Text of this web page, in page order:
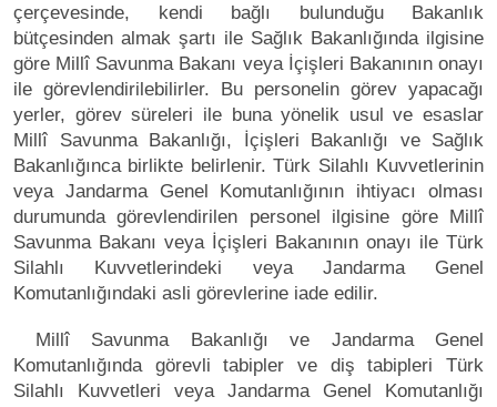
çerçevesinde, kendi bağlı bulunduğu Bakanlık
bütçesinden almak şartı ile Sağlık Bakanlığında ilgisine
göre Millî Savunma Bakanı veya İçişleri Bakanının onayı
ile görevlendirilebilirler. Bu personelin görev yapacağı
yerler, görev süreleri ile buna yönelik usul ve esaslar
Millî Savunma Bakanlığı, İçişleri Bakanlığı ve Sağlık
Bakanlığınca birlikte belirlenir. Türk Silahlı Kuvvetlerinin
veya Jandarma Genel Komutanlığının ihtiyacı olması
durumunda görevlendirilen personel ilgisine göre Millî
Savunma Bakanı veya İçişleri Bakanının onayı ile Türk
Silahlı Kuvvetlerindeki veya Jandarma Genel
Komutanlığındaki asli görevlerine iade edilir.
Millî Savunma Bakanlığı ve Jandarma Genel
Komutanlığında görevli tabipler ve diş tabipleri Türk
Silahlı Kuvvetleri veya Jandarma Genel Komutanlığı